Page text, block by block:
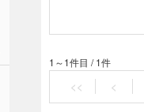
1～1件目 /1件
<< <